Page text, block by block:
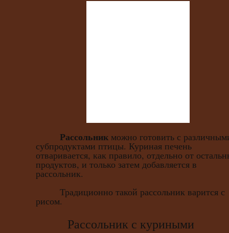
Рассольник можно готовить с
субпродуктами птицы. Куриная печень
отваривается, как правило, отдельно от
продуктов, и только затем добавляется в
рассольник.
Традиционно такой рассольник варится с
рисом.
Рассольник с куриными